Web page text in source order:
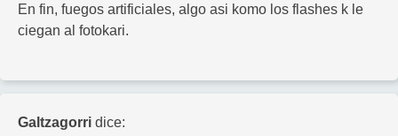
En fin, fuegos artificiales, algo asi komo los flashes k le
ciegan al fotokari.
Galtzagorri dice: